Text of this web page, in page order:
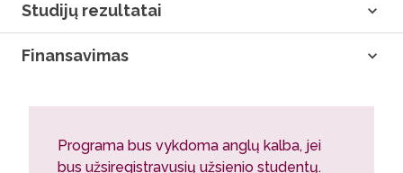
Studijų rezultatai
Finansavimas
Programa bus vykdoma anglų kalba, jei
bus užsiregistravusių užsienio studentų.